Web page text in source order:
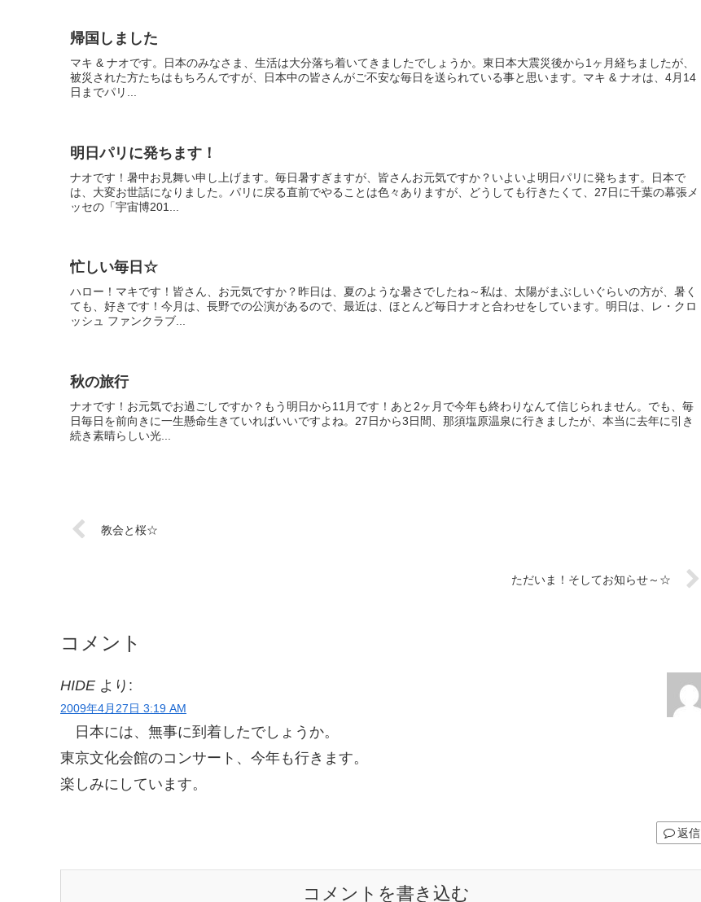
帰国しました
マキ & ナオです。日本のみなさま、生活は大分落ち着いてきましたでしょうか。東日本大震災後から1ヶ月経ちましたが、
被災された方たちはもちろんですが、日本中の皆さんがご不安な毎日を送られている事と思います。マキ & ナオは、4月14
日までパリ...
明日パリに発ちます！
ナオです！暑中お見舞い申し上げます。毎日暑すぎますが、皆さんお元気ですか？いよいよ明日パリに発ちます。日本で
は、大変お世話になりました。パリに戻る直前でやることは色々ありますが、どうしても行きたくて、27日に千葉の幕張メ
ッセの「宇宙博201...
忙しい毎日☆
ハロー！マキです！皆さん、お元気ですか？昨日は、夏のような暑さでしたね～私は、太陽がまぶしいぐらいの方が、暑く
ても、好きです！今月は、長野での公演があるので、最近は、ほとんど毎日ナオと合わせをしています。明日は、レ・クロ
ッシュ ファンクラブ...
秋の旅行
ナオです！お元気でお過ごしですか？もう明日から11月です！あと2ヶ月で今年も終わりなんて信じられません。でも、毎
日毎日を前向きに一生懸命生きていればいいですよね。27日から3日間、那須塩原温泉に行きましたが、本当に去年に引き
続き素晴らしい光...
教会と桜☆
ただいま！そしてお知らせ～☆
コメント
HIDE より:
2009年4月27日 3:19 AM
日本には、無事に到着したでしょうか。
東京文化会館のコンサート、今年も行きます。
楽しみにしています。
返信
コメントを書き込む